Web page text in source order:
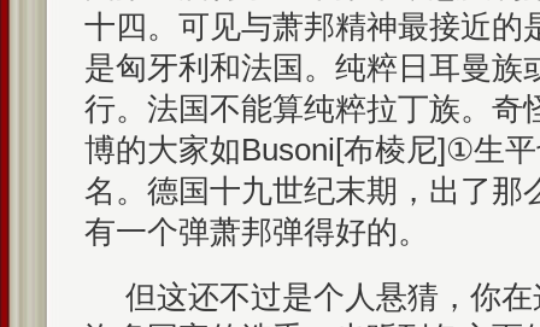
十四。可见与萧邦精神最接近的
是匈牙利和法国。纯粹日耳曼族
行。法国不能算纯粹拉丁族。奇
博的大家如Busoni[布棱尼]①生
名。德国十九世纪末期，出了那
有一个弹萧邦弹得好的。
但这还不过是个人悬猜，你